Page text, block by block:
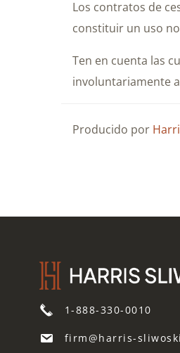
Los contratos de
constituir un uso
Ten en cuenta las
involuntariamente
Producido por
1-888-330-0010
firm@harris-